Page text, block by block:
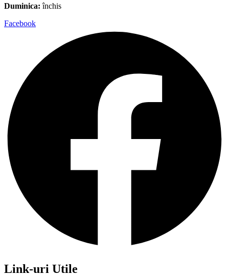
Duminica: închis
Facebook
Link-uri Utile